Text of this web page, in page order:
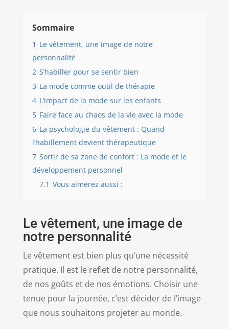
Sommaire
1 Le vêtement, une image de notre
personnalité
2 S’habiller pour se sentir bien
3 La mode comme outil de thérapie
4 L’impact de la mode sur les enfants
5 Faire face au chaos de la vie avec la mode
6 La psychologie du vêtement : Quand
l’habillement devient thérapeutique
7 Sortir de sa zone de confort : La mode et le
développement personnel
7.1 Vous aimerez aussi :
Le vêtement, une image de
notre personnalité
Le vêtement est bien plus qu’une nécessité
pratique. Il est le reflet de notre personnalité,
de nos goûts et de nos émotions. Choisir une
tenue pour la journée, c’est décider de l’image
que nous souhaitons projeter au monde.